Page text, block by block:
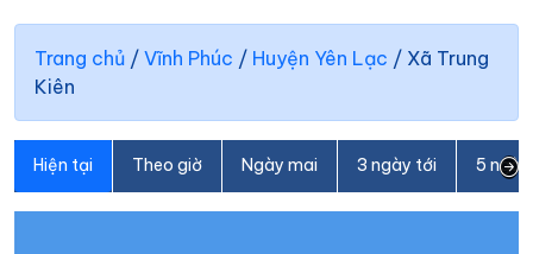
Trang chủ / Vĩnh Phúc / Huyện Yên Lạc / Xã Trung
Kiên
Hiện tại Theo giờ Ngày mai 3 ngày tới 5